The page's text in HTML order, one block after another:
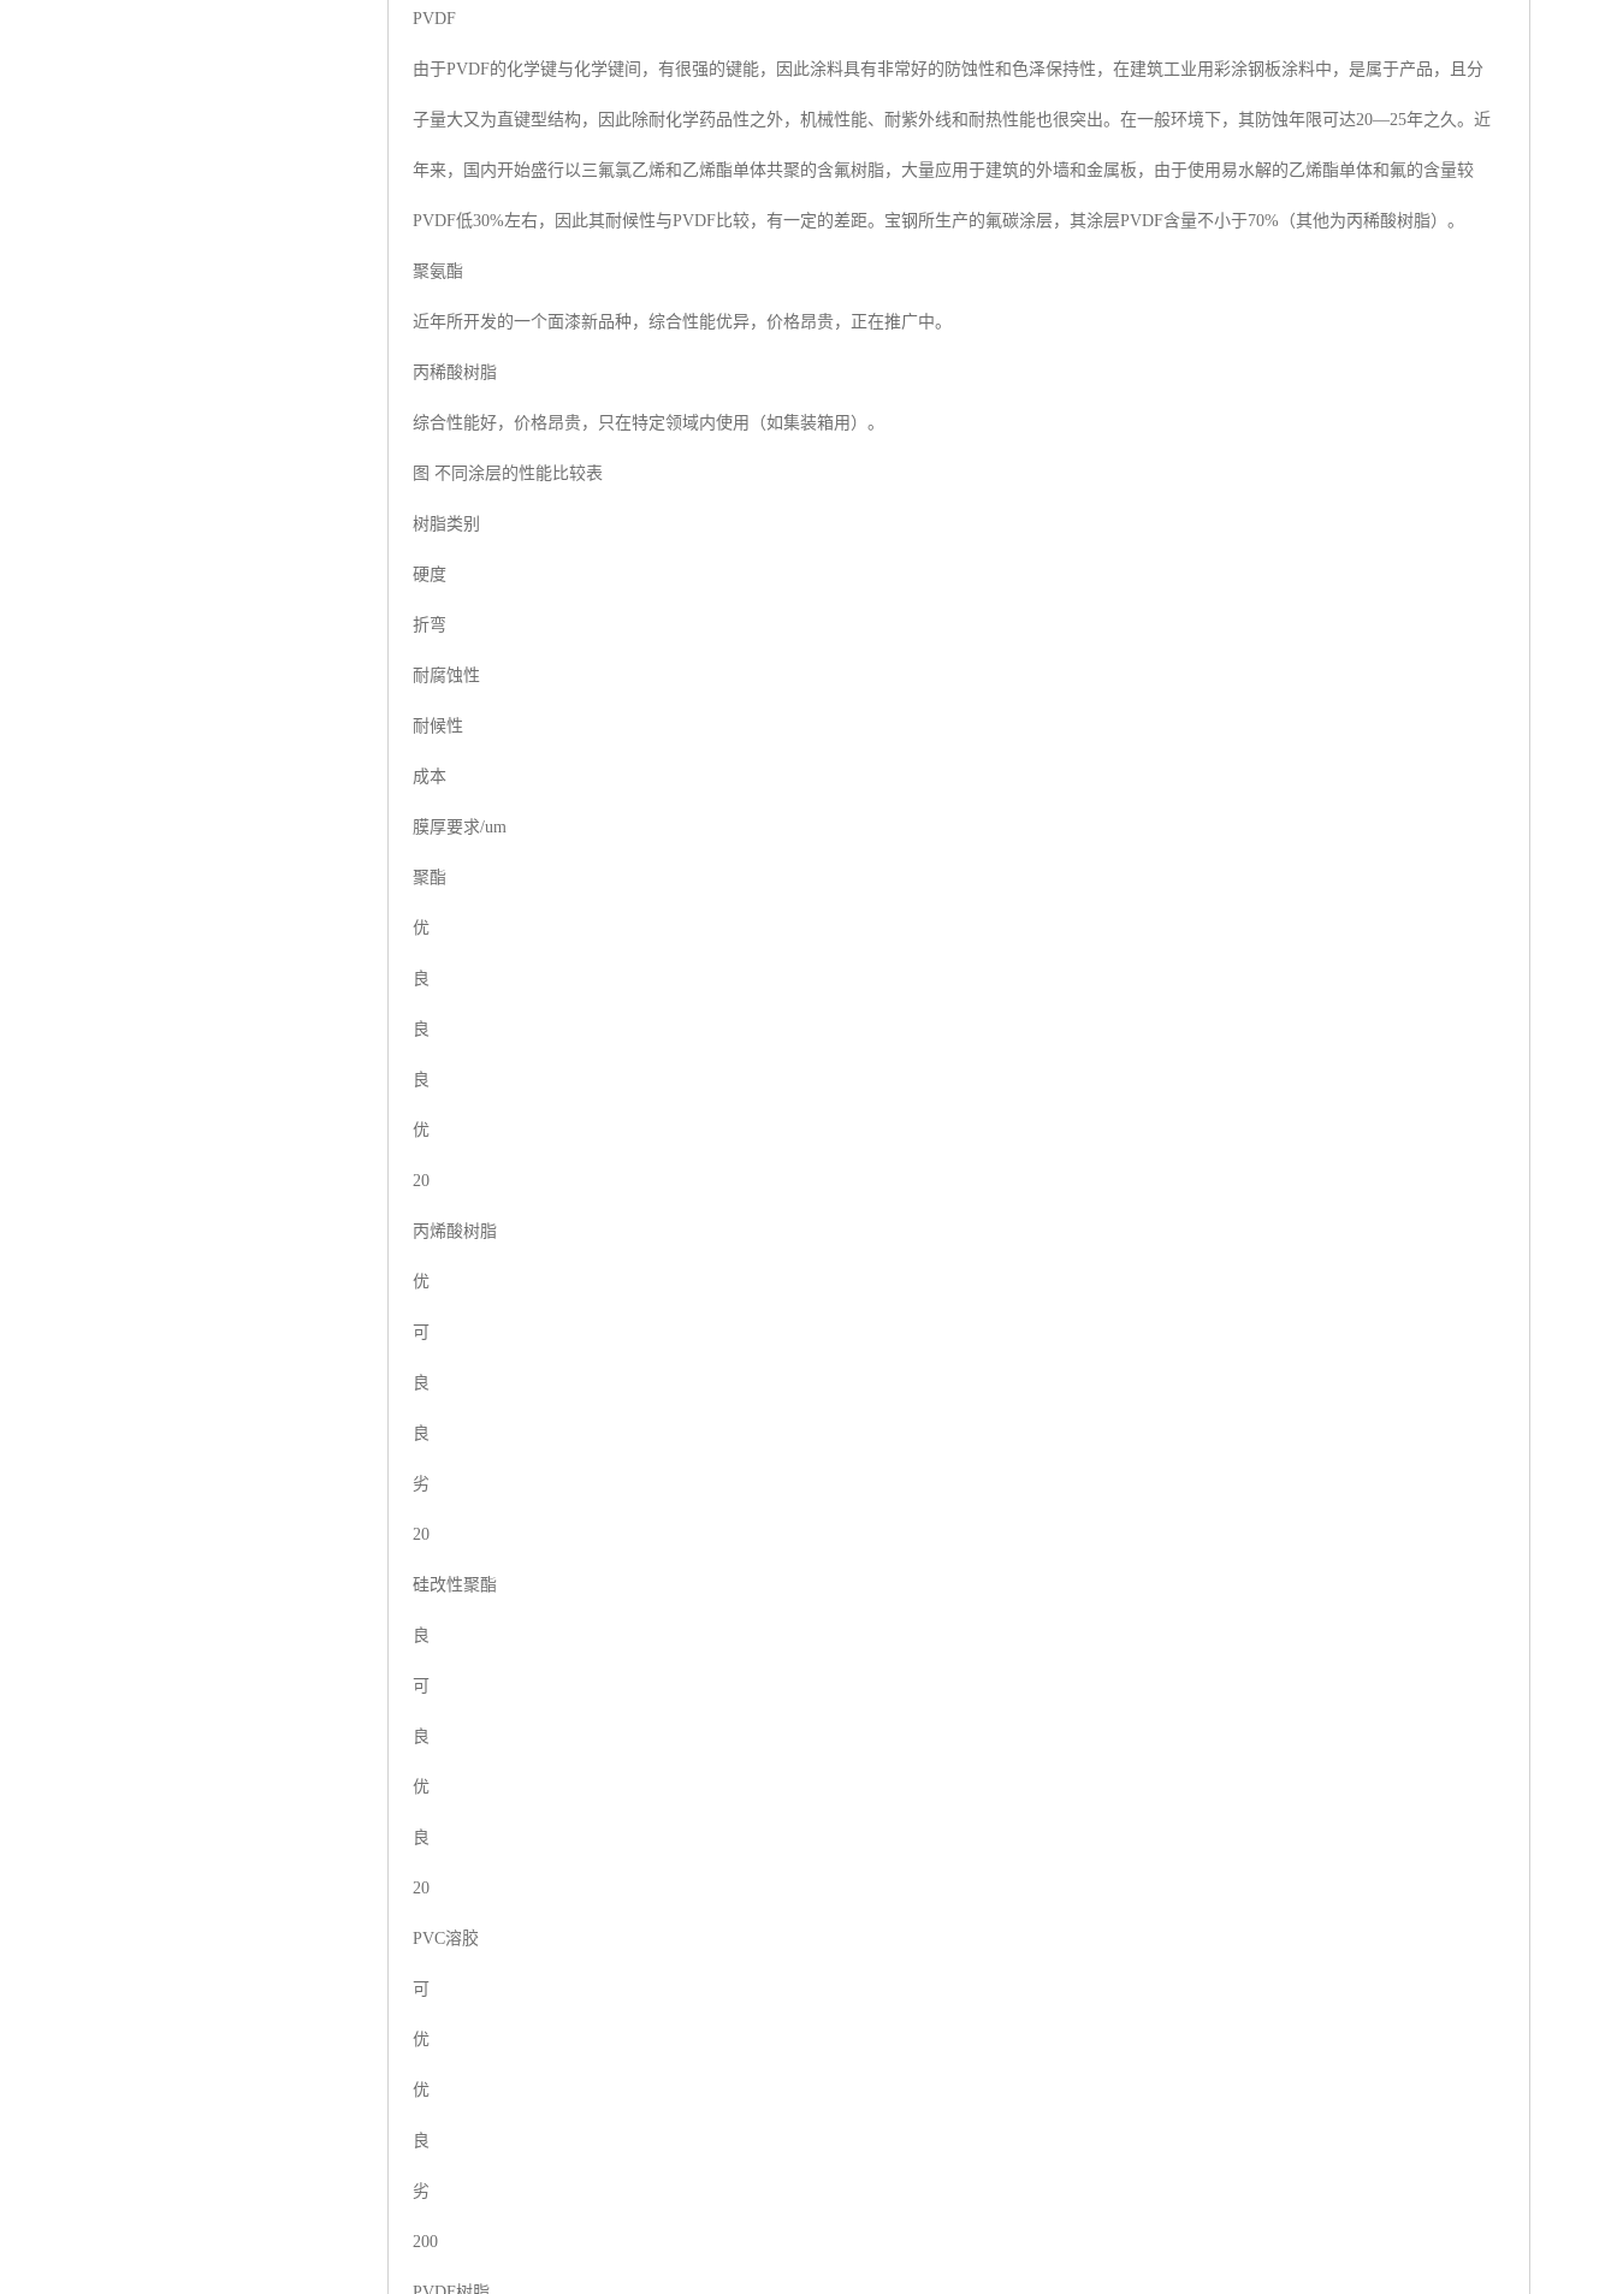
PVDF
由于PVDF的化学键与化学键间，有很强的键能，因此涂料具有非常好的防蚀性和色泽保持性，在建筑工业用彩涂钢板涂料中，是属于产品，且分
子量大又为直键型结构，因此除耐化学药品性之外，机械性能、耐紫外线和耐热性能也很突出。在一般环境下，其防蚀年限可达20—25年之久。近
年来，国内开始盛行以三氟氯乙烯和乙烯酯单体共聚的含氟树脂，大量应用于建筑的外墙和金属板，由于使用易水解的乙烯酯单体和氟的含量较
PVDF低30%左右，因此其耐候性与PVDF比较，有一定的差距。宝钢所生产的氟碳涂层，其涂层PVDF含量不小于70%（其他为丙稀酸树脂）。
聚氨酯
近年所开发的一个面漆新品种，综合性能优异，价格昂贵，正在推广中。
丙稀酸树脂
综合性能好，价格昂贵，只在特定领域内使用（如集装箱用）。
图 不同涂层的性能比较表
树脂类别
硬度
折弯
耐腐蚀性
耐候性
成本
膜厚要求/um
聚酯
优
良
良
良
优
20
丙烯酸树脂
优
可
良
良
劣
20
硅改性聚酯
良
可
良
优
良
20
PVC溶胶
可
优
优
良
劣
200